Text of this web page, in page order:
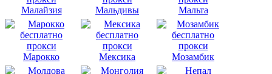
Малайзия Мальдивы Мальта
Марокко Мексика Мозамбик